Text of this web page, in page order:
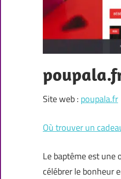
Site web : poupala.fr
Où trouver un
Le baptême est une
célébrer le bonheur